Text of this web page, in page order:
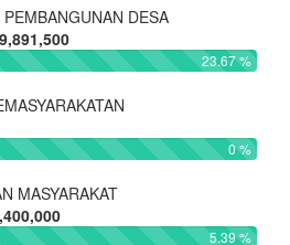
DESA
23.67 %
0 %
MASYARAKAT
5.39 %